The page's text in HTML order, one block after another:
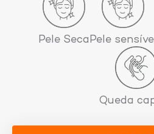
Pele SecaPele
Queda